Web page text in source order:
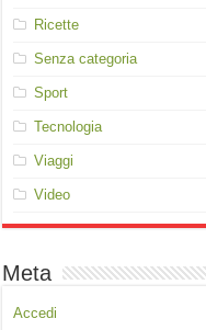
Ricette
Senza categoria
Sport
Tecnologia
Viaggi
Video
Meta
Accedi